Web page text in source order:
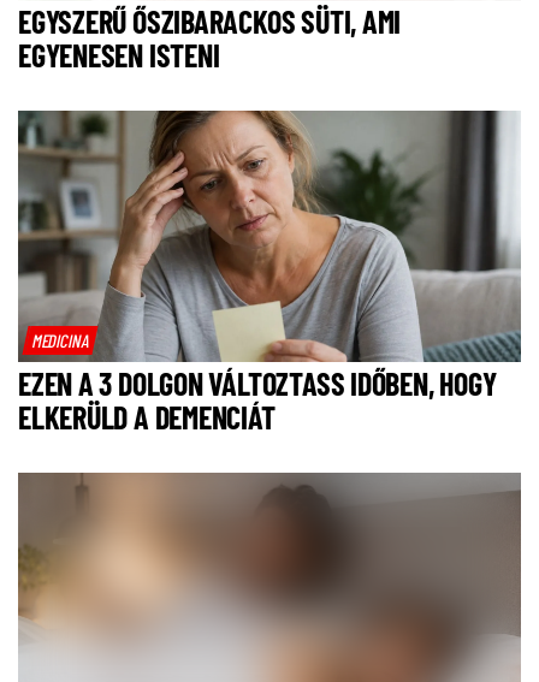
EGYSZERŰ ŐSZIBARACKOS SÜTI, AMI
EGYENESEN ISTENI
MEDICINA
EZEN A 3 DOLGON VÁLTOZTASS IDŐBEN, HOGY
ELKERÜLD A DEMENCIÁT